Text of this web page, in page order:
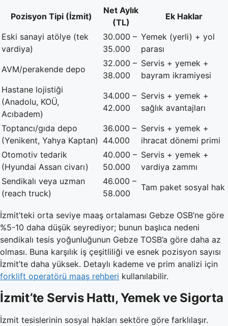
Pozisyon Tipi (İzmit)
Net Aylık
(TL)
Ek Haklar
Eski sanayi atölye (tek
vardiya)
30.000 –
35.000
Yemek (yerli) + yol
parası
AVM/perakende depo
32.000 –
38.000
Servis + yemek +
bayram ikramiyesi
Hastane lojistiği
(Anadolu, KOÜ,
Acıbadem)
34.000 –
42.000
Servis + yemek +
sağlık avantajları
Toptancı/gıda depo
(Yenikent, Yahya Kaptan)
36.000 –
44.000
Servis + yemek +
ihracat dönemi primi
Otomotiv tedarik
(Hyundai Assan civarı)
40.000 –
50.000
Servis + yemek +
vardiya zammı
Sendikalı veya uzman
(reach truck)
46.000 –
58.000
Tam paket sosyal hak
İzmit’teki orta seviye maaş ortalaması Gebze OSB’ne göre
%5-10 daha düşük seyrediyor; bunun başlıca nedeni
sendikalı tesis yoğunluğunun Gebze TOSB’a göre daha az
olması. Buna karşılık iş çeşitliliği ve esnek pozisyon sayısı
İzmit’te daha yüksek. Detaylı kademe ve prim analizi için
forklift operatörü maaş rehberi kullanılabilir.
İzmit’te Servis Hattı, Yemek ve Sigorta
İzmit tesislerinin sosyal hakları sektöre göre farklılaşır.